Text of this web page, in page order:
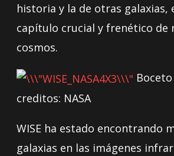
historia y la de otras galaxias,
capítulo crucial y frenético de
cosmos.
Boceto
creditos: NASA
WISE ha estado encontrando
galaxias en las imágenes